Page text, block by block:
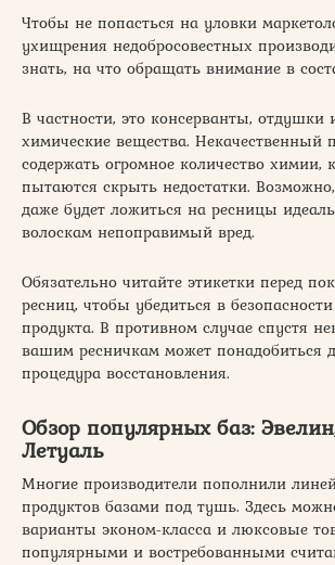
Чтобы не попасться на уловки
ухищрения недобросовестных
знать, на что обращать внимание в
В частности, это консерванты, отдушки
химические вещества. Некачественный
содержать огромное количество химии,
пытаются скрыть недостатки.
даже будет ложиться на ресницы
волоскам непоправимый вред.
Обязательно читайте этикетки перед
ресниц, чтобы убедиться в
продукта. В противном случае спустя
вашим ресничкам может понадобиться
процедура восстановления.
Обзор популярных баз:
Летуаль
Многие производители пополнили
продуктов базами под тушь. Здесь
варианты эконом-класса и люксовые
популярными и востребованными